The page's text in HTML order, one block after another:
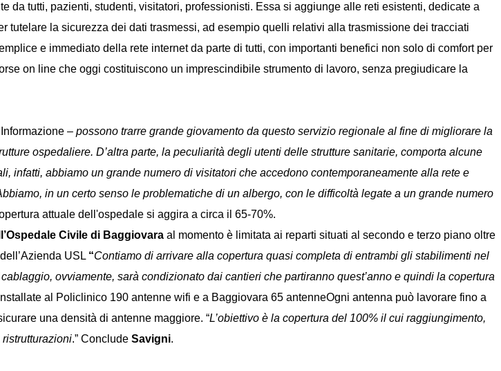
da tutti, pazienti, studenti, visitatori, professionisti. Essa si aggiunge alle reti esistenti, dedicate a
la sicurezza dei dati trasmessi, ad esempio quelli relativi alla trasmissione dei tracciati
e immediato della rete internet da parte di tutti, con importanti benefici non solo di comfort per
on line che oggi costituiscono un imprescindibile strumento di lavoro, senza pregiudicare la
– possono trarre grande giovamento da questo servizio regionale al fine di migliorare la
ospedaliere. D’altra parte, la peculiarità degli utenti delle strutture sanitarie, comporta alcune
abbiamo un grande numero di visitatori che accedono contemporaneamente alla rete e
in un certo senso le problematiche di un albergo, con le difficoltà legate a un grande numero
attuale dell'ospedale si aggira a circa il 65-70%.
Civile di Baggiovara al momento è limitata ai reparti situati al secondo e terzo piano oltre
USL “Contiamo di arrivare alla copertura quasi completa di entrambi gli stabilimenti nel
ovviamente, sarà condizionato dai cantieri che partiranno quest’anno e quindi la copertura
al Policlinico 190 antenne wifi e a Baggiovara 65 antenneOgni antenna può lavorare fino a
una densità di antenne maggiore. “L’obiettivo è la copertura del 100% il cui raggiungimento,
.” Conclude Savigni.